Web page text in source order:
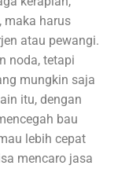
maka harus
atau pewangi.
noda, tetapi
mungkin saja
itu, dengan
bau
lebih cepat
mencaro jasa